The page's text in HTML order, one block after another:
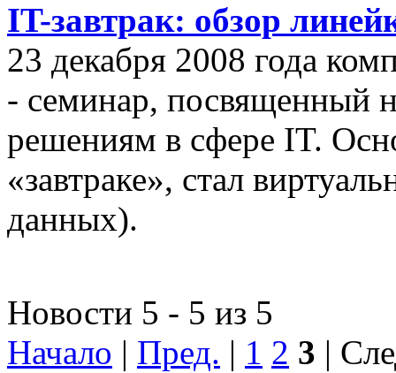
IT-завтрак: обзор
23 декабря 2008 года
- семинар, посвященный
решениям в сфере IT.
«завтраке», стал
данных).
Новости 5 - 5 из 5
Начало | Пред. | 1 2 3 |